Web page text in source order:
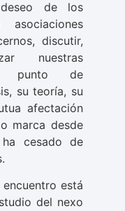
de los
discutir,
nuestras
punto de
su teoría, su
afectación
marca desde
cesado de
está
del nexo